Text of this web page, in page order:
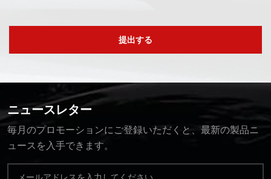
提出する
ニュースレター
毎月のプロモーションにご登録いただくと、最新の製品ニ
ュースを入手できます。